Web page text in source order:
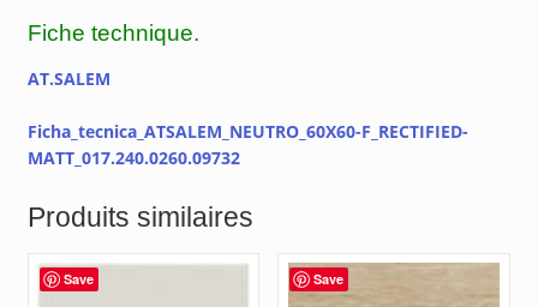
Fiche technique.
AT.SALEM
Ficha_tecnica_ATSALEM_NEUTRO_60X60-F_RECTIFIED-
MATT_017.240.0260.09732
Produits similaires
Save Save